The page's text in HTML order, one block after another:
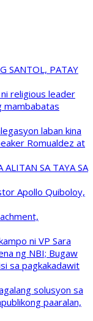
SANTOL, PATAY
religious leader
mambabatas
laban kina
Romualdez at
ALITAN SA TAYA SA
Apollo Quiboloy,
ni VP Sara
ng NBI; Bugaw
sa pagkakadawit
solusyon sa
paaralan,